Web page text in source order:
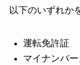
以下のいずれか
運転免許証
マイナンバ